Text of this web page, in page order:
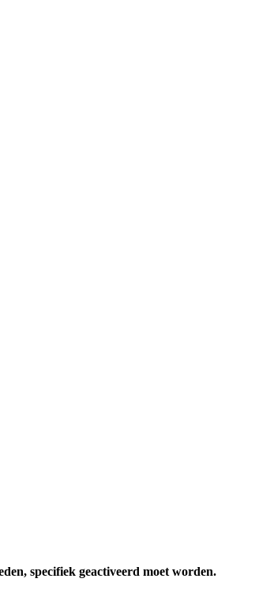
specifiek geactiveerd moet worden.